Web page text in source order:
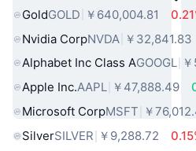
GoldGOLD ￥640,004.81
Nvidia CorpNVDA ￥32,841.83
Alphabet Inc Class AGOOGL
Apple Inc.AAPL ￥47,888.49
Microsoft CorpMSFT ￥
SilverSILVER ￥9,288.72